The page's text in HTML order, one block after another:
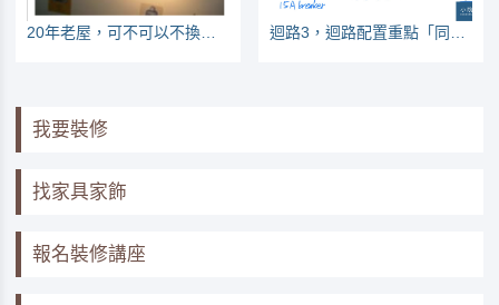
我要裝修
找家具家飾
報名裝修講座